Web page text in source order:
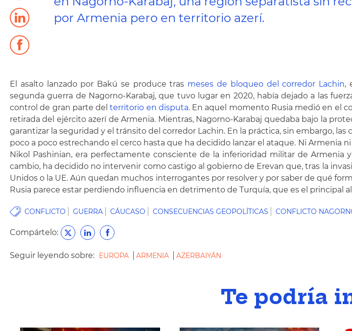
por Armenia pero en territorio azerí.
El asalto lanzado por Bakú se produce tras meses de bloqueo del corredor Lachin,
segunda guerra de Nagorno-Karabaj, que tuvo lugar en 2020, había dejado a las
control de gran parte delterritorio en disputa. En aquel momento Rusia medió en el
retirada del ejército azerí de Armenia. Mientras, Nagorno-Karabaj quedaba bajo la
garantizar la seguridad y el tránsito del corredor Lachin. En la práctica, sin embargo,
poco a poco estrechando el cerco hasta que ha decidido lanzar el ataque. Ni Armenia
Nikol Pashinian, era perfectamente consciente de la inferioridad militar de
cambio, ha decidido no intervenir como castigo al gobierno de Erevan que, tras la
Unidos o la UE. Aún quedan muchos interrogantes por resolver y por saber de qué
Rusia parece estar perdiendo influencia en detrimento de Turquía, que es el principal
CONFLICTO GUERRA CÁUCASO CONSECUENCIAS GEOPOLÍTICAS CONFLICTO
Compártelo:
Seguir leyendo sobre: EUROPA ARMENIA AZERBAIYÁN
Te podría